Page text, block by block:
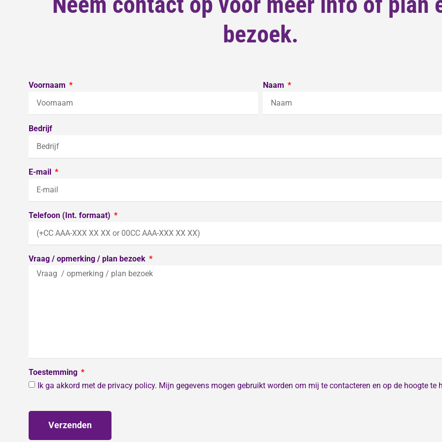
bezoek.
Voornaam Naam
Bedrijf
E-mail
Telefoon (Int. formaat)
Vraag / opmerking / plan bezoek
Toestemming
Ik ga akkord met de privacy policy. Mijn gegevens mogen gebruikt worden om mij te contacteren en op de hoogte te
Verzenden